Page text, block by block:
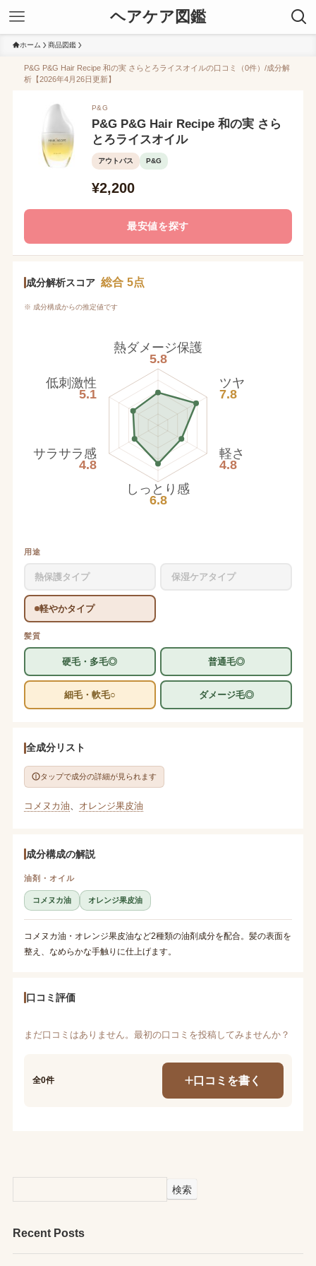
ヘアケア図鑑
ホーム 商品図鑑
P&G P&G Hair Recipe 和の実 さらとろライスオイルの口コミ（0件）/成分解
析【2026年4月26日更新】
P&G
P&G P&G Hair Recipe 和の実 さら
とろライスオイル
アウトバス P&G
¥2,200
最安値を探す
成分解析スコア 総合 5点
※ 成分構成からの推定値です
熱ダメージ保護
5.8
ツヤ
7.8
軽さ
4.8
しっとり感
6.8
サラサラ感
4.8
低刺激性
5.1
用途
熱保護タイプ 保湿ケアタイプ
軽やかタイプ
髪質
硬毛・多毛◎ 普通毛◎
細毛・軟毛○ ダメージ毛◎
全成分リスト
タップで成分の詳細が見られます
コメヌカ油 オレンジ果皮油
成分構成の解説
油剤・オイル
コメヌカ油 オレンジ果皮油
コメヌカ油・オレンジ果皮油など2種類の油剤成分を配合。髪の表面を
整え、なめらかな手触りに仕上げます。
口コミ評価
まだ口コミはありません。最初の口コミを投稿してみませんか？
全0件 口コミを書く
検索
Recent Posts